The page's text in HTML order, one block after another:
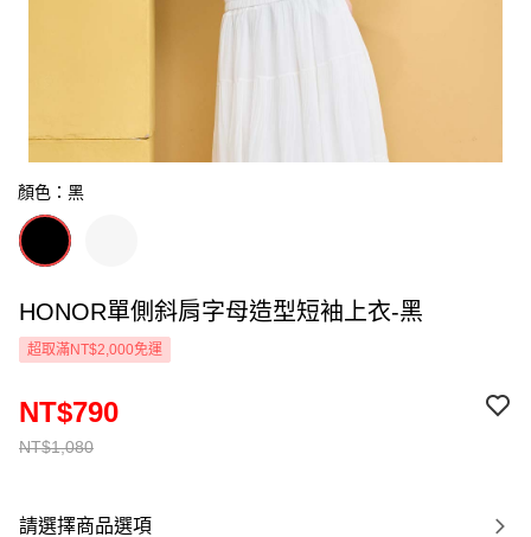
顏色：黑
HONOR單側斜肩字母造型短袖上衣-黑
超取滿NT$2,000免運
NT$1,080
NT$790
請選擇商品選項